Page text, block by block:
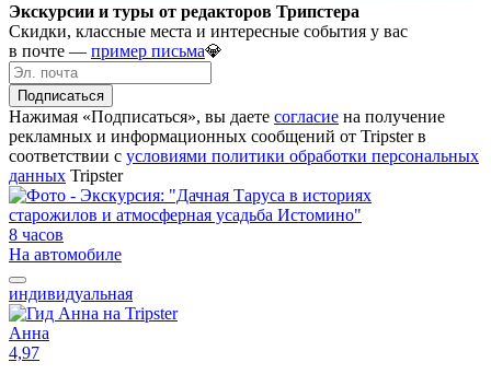
Экскурсии и туры от редакторов Трипстера
Скидки, классные места и интересные события у вас
в почте — пример письма💎
Подписаться
Нажимая «Подписаться», вы даете согласие на получение
рекламных и информационных сообщений от Tripster в
соответствии c условиями политики обработки персональных
данных Tripster
8 часов
На автомобиле
индивидуальная
Анна
4,97